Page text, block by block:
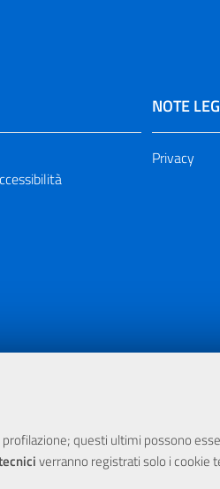
questi ultimi possono
verranno registrati solo i cookie
NOTE
Privacy
Sicilia 2000/2006 Misura 6.05